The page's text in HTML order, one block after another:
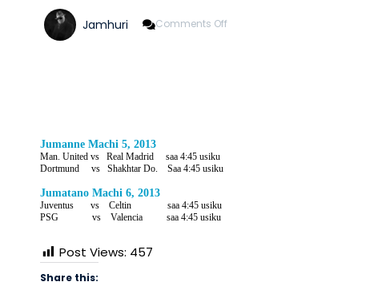
Jamhuri Comments Off
Jumanne Machi 5, 2013
Man. United vs Real Madrid saa 4:45 usiku
Dortmund vs Shakhtar Do. Saa 4:45 usiku
Jumatano Machi 6, 2013
Juventus vs Celtin saa 4:45 usiku
PSG vs Valencia saa 4:45 usiku
Post Views: 457
Share this: